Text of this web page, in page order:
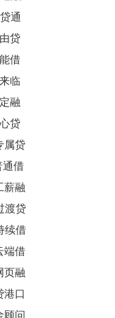
通
贷
借
临
融
贷
属贷
通借
薪融
渡贷
续借
端借
页融
港口
顾问